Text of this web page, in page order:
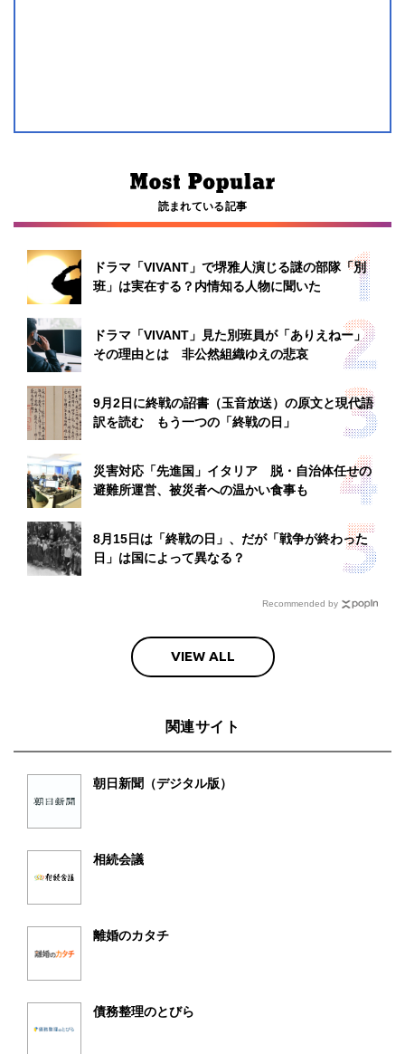
読まれている記事
ドラマ「VIVANT」で堺雅人演じる謎の部隊「別
班」は実在する？内情知る人物に聞いた
ドラマ「VIVANT」見た別班員が「ありえねー」
その理由とは 非公然組織ゆえの悲哀
9月2日に終戦の詔書（玉音放送）の原文と現代語
訳を読む もう一つの「終戦の日」
災害対応「先進国」イタリア 脱・自治体任せの
避難所運営、被災者への温かい食事も
8月15日は「終戦の日」、だが「戦争が終わった
日」は国によって異なる？
Recommended by
VIEW ALL
関連サイト
朝日新聞（デジタル版）
相続会議
離婚のカタチ
債務整理のとびら